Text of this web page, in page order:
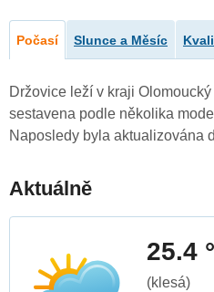
Počasí Slunce a Měsíc
Držovice leží v kraji
sestavena podle několika
Naposledy byla aktualizována
Aktuálně
25.4
(klesá)